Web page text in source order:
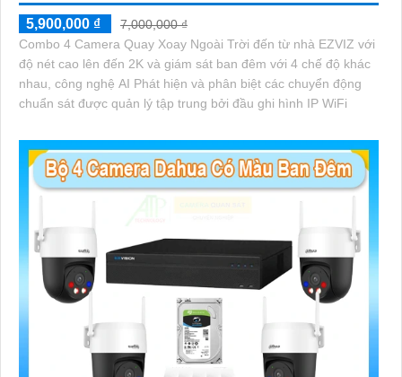
5,900,000 ₫
7,000,000 ₫
Combo 4 Camera Quay Xoay Ngoài Trời đến từ nhà EZVIZ với
độ nét cao lên đến 2K và giám sát ban đêm với 4 chế độ khác
nhau, công nghệ AI Phát hiện và phân biệt các chuyển động
chuẩn sát được quản lý tập trung bởi đầu ghi hình IP WiFi